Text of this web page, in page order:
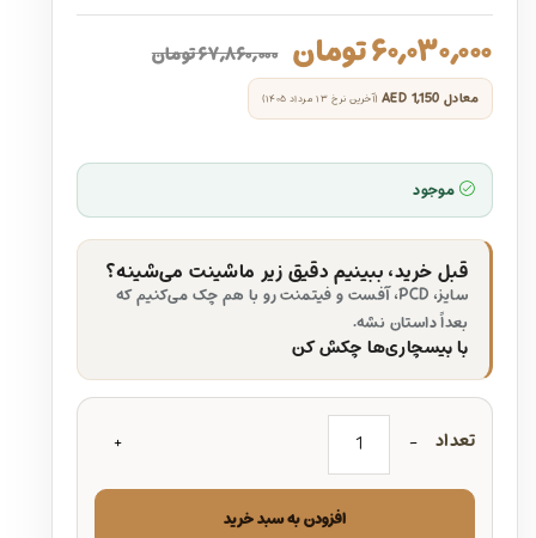
۶۷,۸۶۰,۰۰۰تومان ۶۰,۰۳۰,۰۰۰تومان
معادل AED 1,150 (آخرین نرخ ۱۳ مرداد ۱۴۰۵)
موجود
قبل خرید، ببینیم دقیق زیر ماشینت می‌شینه؟
سایز، PCD، آفست و فیتمنت رو با هم چک می‌کنیم که
بعداً داستان نشه.
با بیسچاری‌ها چکش کن
تعداد
افزودن به سبد خرید